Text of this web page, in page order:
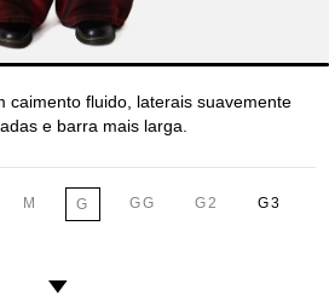
caimento fluido, laterais suavemente
e barra mais larga.
M G GG G2 G3